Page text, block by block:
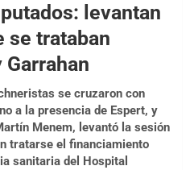
levantan
se trataban
se cruzaron con
a la presencia de Espert, y
Menem, levantó la sesión
tratarse el financiamiento
sanitaria del Hospital